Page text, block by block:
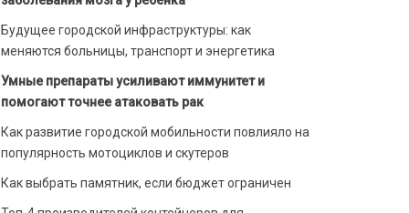
Будущее городской инфраструктуры: как
меняются больницы, транспорт и энергетика
Умные препараты усиливают иммунитет и
помогают точнее атаковать рак
Как развитие городской мобильности повлияло на
популярность мотоциклов и скутеров
Как выбрать памятник, если бюджет ограничен